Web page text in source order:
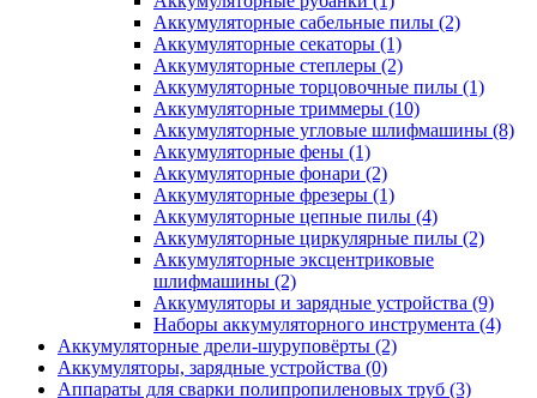
Аккумуляторные сабельные пилы (2)
Аккумуляторные секаторы (1)
Аккумуляторные степлеры (2)
Аккумуляторные торцовочные пилы (1)
Аккумуляторные триммеры (10)
Аккумуляторные угловые шлифмашины (8)
Аккумуляторные фены (1)
Аккумуляторные фонари (2)
Аккумуляторные фрезеры (1)
Аккумуляторные цепные пилы (4)
Аккумуляторные циркулярные пилы (2)
Аккумуляторные эксцентриковые
шлифмашины (2)
Аккумуляторы и зарядные устройства (9)
Наборы аккумуляторного инструмента (4)
Аккумуляторные дрели-шуруповёрты (2)
Аккумуляторы, зарядные устройства (0)
Аппараты для сварки полипропиленовых труб (3)